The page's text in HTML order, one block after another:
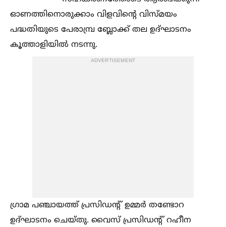
ഓണത്തിനൊരുക്കാം വിളവിന്റെ വിസ്മയം
പദ്ധതിയുടെ പേരാമ്പ്ര ബ്ലോക്ക് തല ഉദ്ഘാടനം
കൂത്താളിയില്‍ നടന്നു.
ADVERTISEMENT
ഗ്രാമ പഞ്ചായത്ത് പ്രസിഡന്റ് ഉമ്മര്‍ തണ്ടോറ
ഉദ്ഘാടനം ചെയ്തു. വൈസ് പ്രസിഡന്റ് റഹീന